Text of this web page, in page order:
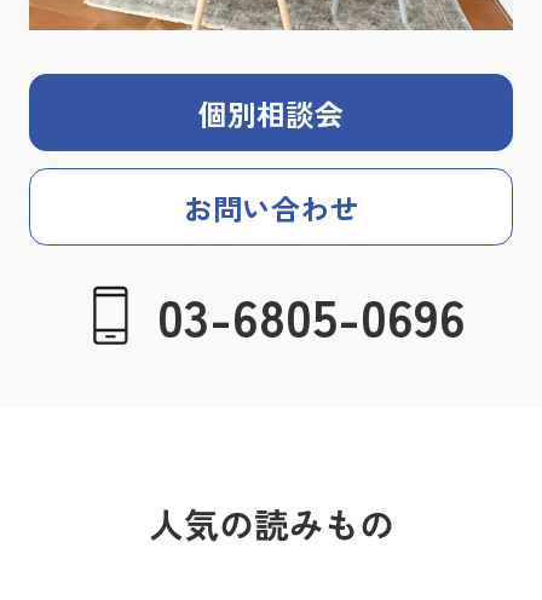
個別相談会
お問い合わせ
03-6805-0696
人気の読みもの